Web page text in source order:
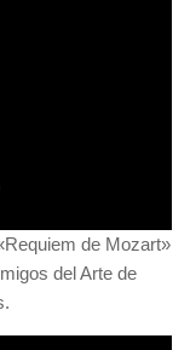
de Mozart»
del Arte de